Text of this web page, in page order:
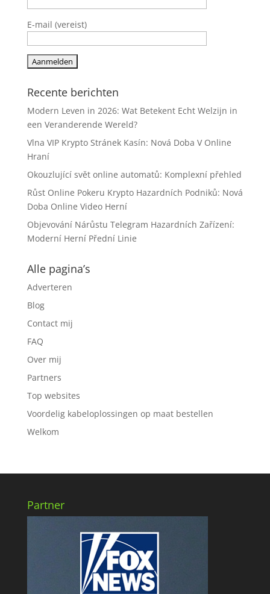
E-mail (vereist)
Recente berichten
Modern Leven in 2026: Wat Betekent Echt Welzijn in
een Veranderende Wereld?
Vlna VIP Krypto Stránek Kasín: Nová Doba V Online
Hraní
Okouzlující svět online automatů: Komplexní přehled
Růst Online Pokeru Krypto Hazardních Podniků: Nová
Doba Online Video Herní
Objevování Nárůstu Telegram Hazardních Zařízení:
Moderní Herní Přední Linie
Alle pagina’s
Adverteren
Blog
Contact mij
FAQ
Over mij
Partners
Top websites
Voordelig kabeloplossingen op maat bestellen
Welkom
Partner